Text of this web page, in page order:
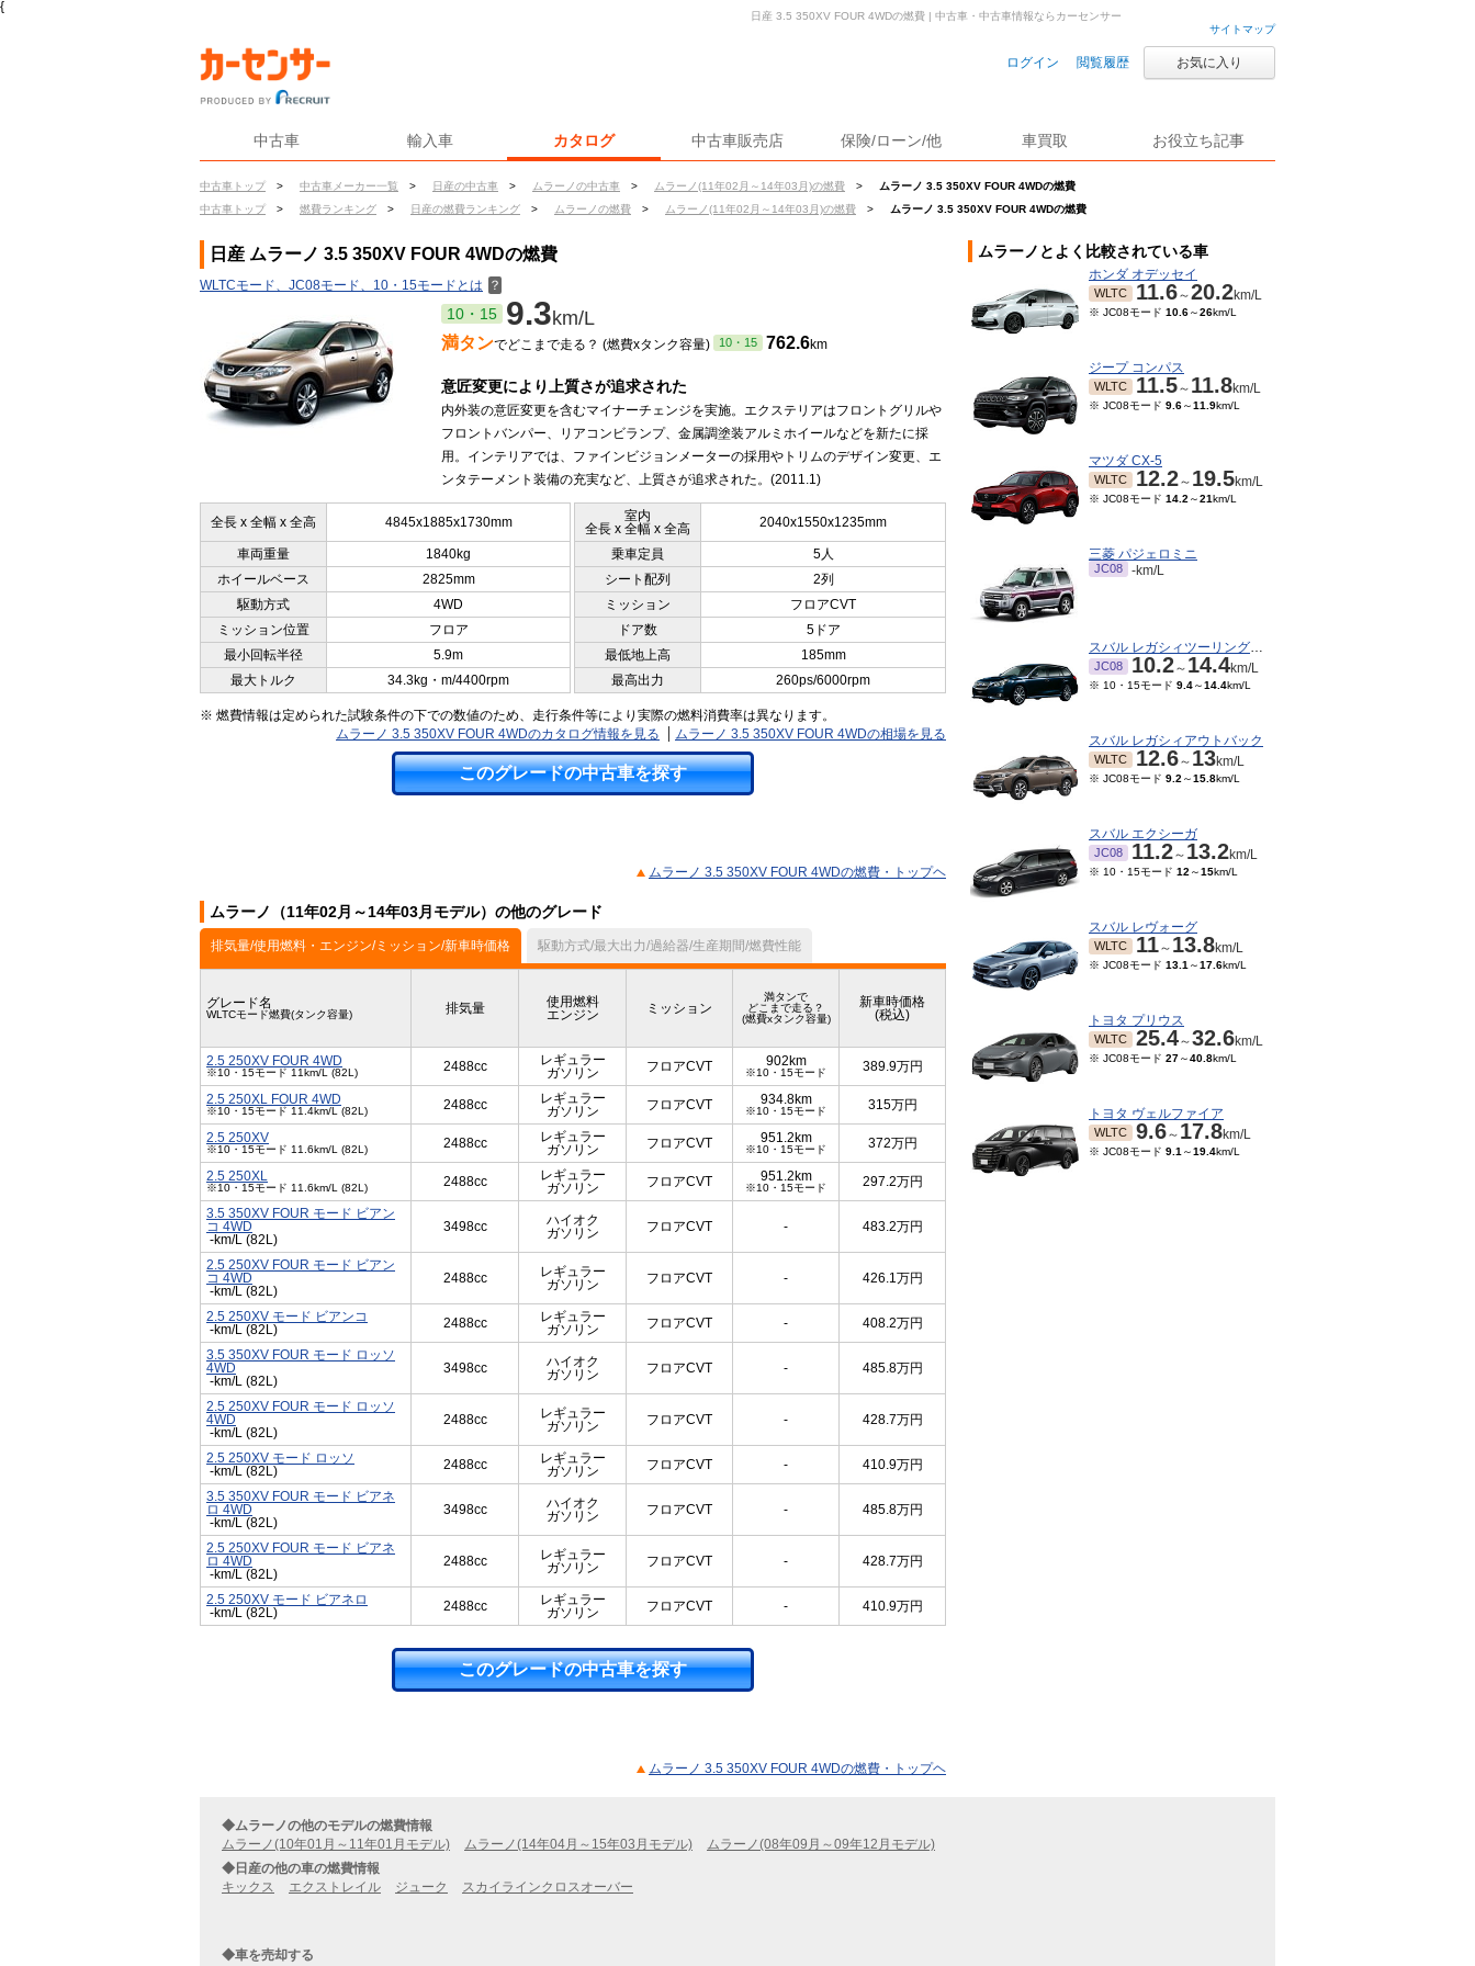
{
サイトマップ
ログイン 閲覧履歴 お気に入り
中古車 輸入車 カタログ 中古車販売店 保険/ローン/他 車買取 お役立ち記事
中古車トップ > 中古車メーカー一覧 > 日産の中古車 > ムラーノの中古車 > ムラーノ(11年02月～14年03月)の燃費 >
ムラーノ 3.5 350XV FOUR 4WDの燃費
中古車トップ
> 燃費ランキング > 日産の燃費ランキング > ムラーノの燃費 > ムラーノ(11年02月～14年03月)の燃費 > ムラーノ 3.5 350XV FOUR 4WDの燃費
日産 3.5 350XV FOUR 4WDの燃費 | 中古車・中古車情報ならカーセンサー
日産 ムラーノ 3.5 350XV FOUR 4WDの燃費
WLTCモード、JC08モード、10・15モードとは ？
10・15 9.3km/L
満タンでどこまで走る？ (燃費xタンク容量) 10・15 762.6km
意匠変更により上質さが追求された
内外装の意匠変更を含むマイナーチェンジを実施。エクステリアはフロントグリルや
フロントバンパー、リアコンビランプ、金属調塗装アルミホイールなどを新たに採
用。インテリアでは、ファインビジョンメーターの採用やトリムのデザイン変更、エ
ンタテーメント装備の充実など、上質さが追求された。(2011.1)
全長 x 全幅 x 全高 4845x1885x1730mm
室内
全長 x 全幅 x 全高
2040x1550x1235mm
車両重量 1840kg 乗車定員
5人
ホイールベース
2825mm シート配列
2列
駆動方式
4WD ミッション
フロアCVT
ミッション位置
フロア ドア数
5ドア
最小回転半径
5.9m 最低地上高
185mm
最大トルク
34.3kg・m/4400rpm 最高出力 260ps/6000rpm
※ 燃費情報は定められた試験条件の下での数値のため、走行条件等により実際の燃料消費率は異なります。
ムラーノ 3.5 350XV FOUR 4WDのカタログ情報を見る
ムラーノ 3.5 350XV FOUR 4WDの相場を見る
このグレードの中古車を探す
ムラーノ 3.5 350XV FOUR 4WDの燃費・トップヘ
ムラーノ（11年02月～14年03月モデル）の他のグレード
排気量/使用燃料・エンジン/ミッション/新車時価格 駆動方式/最大出力/過給器/生産期間/燃費性能
グレード名
WLTCモード燃費(タンク容量) 排気量
使用燃料
エンジン
ミッション
満タンで
どこまで走る？
(燃費xタンク容量)
新車時価格
(税込)
2.5 250XV FOUR 4WD
※10・15モード 11km/L (82L) 2488cc
レギュラー
ガソリン
フロアCVT 902km
※10・15モード 389.9万円
2.5 250XL FOUR 4WD
※10・15モード 11.4km/L (82L) 2488cc
レギュラー
ガソリン
フロアCVT 934.8km
※10・15モード 315万円
2.5 250XV
※10・15モード 11.6km/L (82L) 2488cc
レギュラー
ガソリン
フロアCVT 951.2km
※10・15モード 372万円
2.5 250XL
※10・15モード 11.6km/L (82L) 2488cc
レギュラー
ガソリン
フロアCVT 951.2km
※10・15モード 297.2万円
3.5 350XV FOUR モード ビアン
コ 4WD
-km/L (82L)
3498cc
ハイオク
ガソリン
フロアCVT - 483.2万円
2.5 250XV FOUR モード ビアン
コ 4WD
-km/L (82L)
2488cc
レギュラー
ガソリン
フロアCVT - 426.1万円
2.5 250XV モード ビアンコ
-km/L (82L)
2488cc
レギュラー
ガソリン
フロアCVT - 408.2万円
3.5 350XV FOUR モード ロッソ
4WD
-km/L (82L)
3498cc
ハイオク
ガソリン
フロアCVT - 485.8万円
2.5 250XV FOUR モード ロッソ
4WD
-km/L (82L)
2488cc
レギュラー
ガソリン
フロアCVT - 428.7万円
2.5 250XV モード ロッソ
-km/L (82L)
2488cc
レギュラー
ガソリン
フロアCVT - 410.9万円
3.5 350XV FOUR モード ビアネ
ロ 4WD
-km/L (82L)
3498cc
ハイオク
ガソリン
フロアCVT - 485.8万円
2.5 250XV FOUR モード ビアネ
ロ 4WD
-km/L (82L)
2488cc
レギュラー
ガソリン
フロアCVT - 428.7万円
2.5 250XV モード ビアネロ
-km/L (82L)
2488cc
レギュラー
ガソリン
フロアCVT - 410.9万円
このグレードの中古車を探す
ムラーノ 3.5 350XV FOUR 4WDの燃費・トップヘ
ムラーノとよく比較されている車
ホンダ オデッセイ
WLTC 11.6～20.2km/L
※ JC08モード 10.6～26km/L
ジープ コンパス
WLTC 11.5～ 11.8km/L
※ JC08モード 9.6～11.9km/L
マツダ CX-5
WLTC 12.2～ 19.5km/L
※ JC08モード 14.2 ～21km/L
三菱 パジェロミニ
JC08 -km/L
スバル レガシィツーリングワゴン
JC08 10.2～ 14.4km/L
※ 10・15モード 9.4～14.4km/L
スバル レガシィアウトバック
WLTC 12.6～ 13km/L
※ JC08モード 9.2 ～15.8km/L
スバル エクシーガ
JC08 11.2～ 13.2km/L
※ 10・15モード 12 ～15km/L
スバル レヴォーグ
WLTC 11～ 13.8km/L
※ JC08モード 13.1 ～17.6km/L
トヨタ プリウス
WLTC 25.4～32.6km/L
※ JC08モード 27～40.8km/L
トヨタ ヴェルファイア
WLTC 9.6～ 17.8km/L
※ JC08モード 9.1 ～19.4km/L
◆ムラーノの他のモデルの燃費情報
ムラーノ(10年01月～11年01月モデル)
ムラーノ(14年04月～15年03月モデル)
ムラーノ(08年09月～09年12月モデル)
◆日産の他の車の燃費情報
キックス
エクストレイル ジューク スカイラインクロスオーバー
◆車を売却する